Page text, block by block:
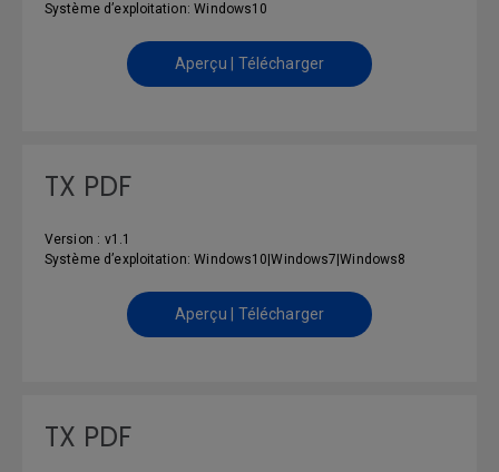
Système d’exploitation: Windows10
Aperçu | Télécharger
TX PDF
Version : v1.1
Système d’exploitation: Windows10|Windows7|Windows8
Aperçu | Télécharger
TX PDF